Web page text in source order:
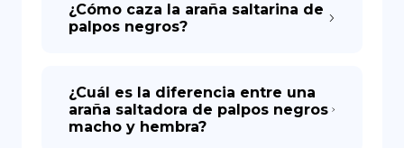
¿Cómo caza la araña saltarina de
palpos negros?
¿Cuál es la diferencia entre una
araña saltadora de palpos negros
macho y hembra?